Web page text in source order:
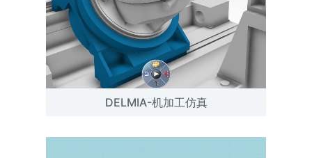
DELMIA-机加工仿真